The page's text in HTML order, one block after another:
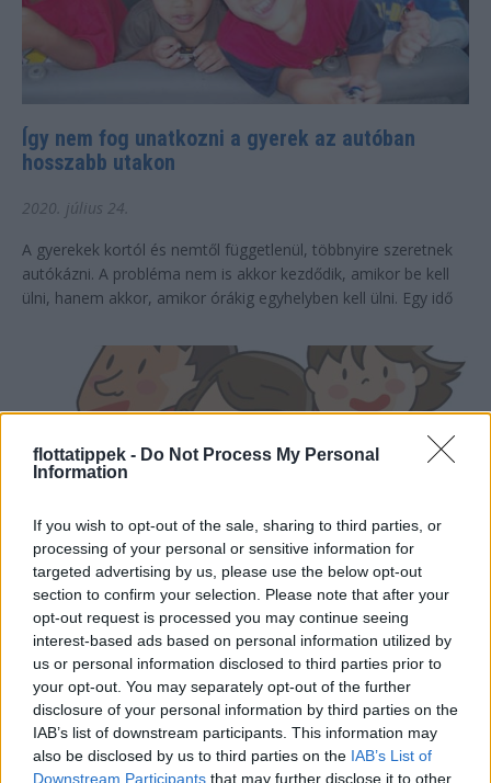
flottatippek - Do Not Process My Personal
Information
If you wish to opt-out of the sale, sharing to third parties, or
processing of your personal or sensitive information for
targeted advertising by us, please use the below opt-out
section to confirm your selection. Please note that after your
opt-out request is processed you may continue seeing
interest-based ads based on personal information utilized by
us or personal information disclosed to third parties prior to
your opt-out. You may separately opt-out of the further
disclosure of your personal information by third parties on the
IAB’s list of downstream participants. This information may
also be disclosed by us to third parties on the IAB’s List of
Downstream Participants that may further disclose it to other
Így nem fog unatkozni a gyerek az autóban
hosszabb utakon
2020. július 24.
A gyerekek kortól és nemtől függetlenül, többnyire szeretnek
autókázni. A probléma nem is akkor kezdődik, amikor be kell
ülni, hanem akkor, amikor órákig egyhelyben kell ülni. Egy idő
Biztos szükségünk van saját autóra?
2020. július 21.
A médiából dőlnek az autómegosztó szolgáltatásokról szóló
hírek, ám mégis, a való életben, néhány autómegosztó cég
megjelenésén kívül nem látjuk jelét annak, hogy a piac